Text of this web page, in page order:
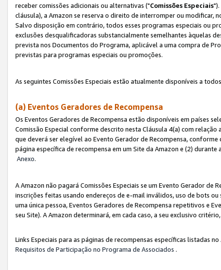
receber comissões adicionais ou alternativas ("Comissões Especiais
cláusula), a Amazon se reserva o direito de interromper ou
Salvo disposição em contrário, todos esses programas especiais ou
exclusões desqualificadoras substancialmente semelhantes àquelas
prevista nos Documentos do Programa, aplicável a uma compra de
previstas para programas especiais ou promoções.
As seguintes Comissões Especiais estão atualmente disponíveis a
(a) Eventos Geradores de Recompensa
Os Eventos Geradores de Recompensa estão disponíveis em países
Comissão Especial conforme descrito nesta Cláusula 4(a) com relação
que deverá ser elegível ao Evento Gerador de Recompensa,
página específica de recompensa em um Site da Amazon e (2)
Anexo.
A Amazon não pagará Comissões Especiais se um Evento Gerador
inscrições feitas usando endereços de e-mail inválidos, uso de bots
uma única pessoa, Eventos Geradores de Recompensa repetitivos e
seu Site). A Amazon determinará, em cada caso, a seu exclusivo
Links Especiais para as páginas de recompensas específicas listadas no
Requisitos de Participação no Programa de Associados .